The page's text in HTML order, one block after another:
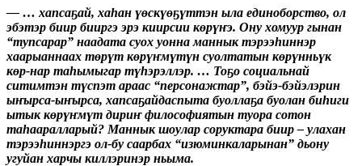
— … хапсаҕай, хаһан үөскүөҕүттэн ыла единоборство, ол
эбэтэр биир бииргэ эрэ киирсии көрүҥэ. Ону хомуур гынан
“тупсарар” наадата суох уонна маннык тэрээһиннэр
хаарыаннаах төрүт көрүҥмүтүн суолтатын көрүнньүк
көр-нар таһымыгар түһэрэллэр. … Тоҕо социальнай
ситимтэн түспэт араас “персонажтар”, бэйэ-бэйэлэрин
ыҥырса-ыҥырса, хапсаҕайдаспыта буоллаҕа буолан биһиги
ытык көрүҥмүт дириҥ философиятын туора сотон
таһааралларый? Маннык шоулар соруктара биир – улахан
тэрээһиннэргэ ол-бу саарбах “изюминкаларынан” дьону
угуйан харчы киллэринэр ньыма.